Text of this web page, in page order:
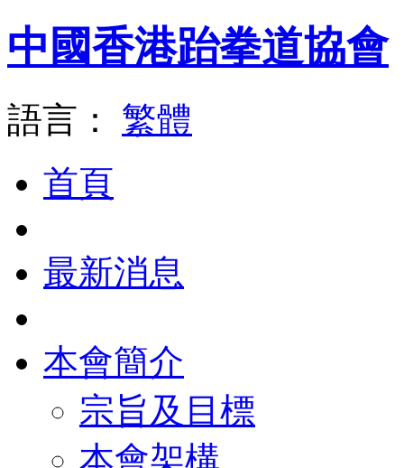
中國香港跆拳道協會
語言： 繁體
首頁
最新消息
本會簡介
宗旨及目標
本會架構